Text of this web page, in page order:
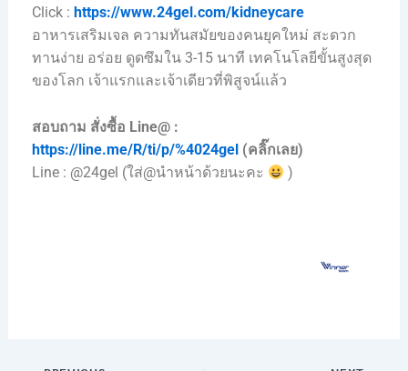
Click : https://www.24gel.com/kidneycare
อาหารเสริมเจล ความทันสมัยของคนยุคใหม่ สะดวก
ทานง่าย อร่อย ดูดซึมใน 3-15 นาที เทคโนโลยีขั้นสูงสุด
ของโลก เจ้าแรกและเจ้าเดียวที่พิสูจน์แล้ว
สอบถาม สั่งซื้อ Line@ :
https://line.me/R/ti/p/%4024gel(คลิ๊กเลย)
Line : @24gel (ใส่@นำหน้าด้วยนะคะ
)